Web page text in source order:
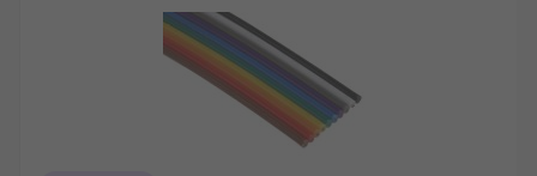
RS führt eine umfangreiche Flachband-Auswahl
in diversen Ausführungen:
Aderzahl: 1 bis 168
Flachkabeltyp: FFC, flach, rund, verdrillt